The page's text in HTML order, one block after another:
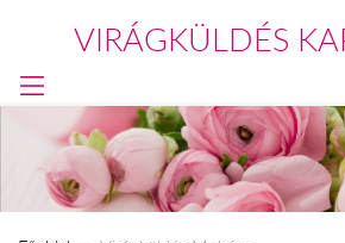
VIRÁGKÜLDÉS